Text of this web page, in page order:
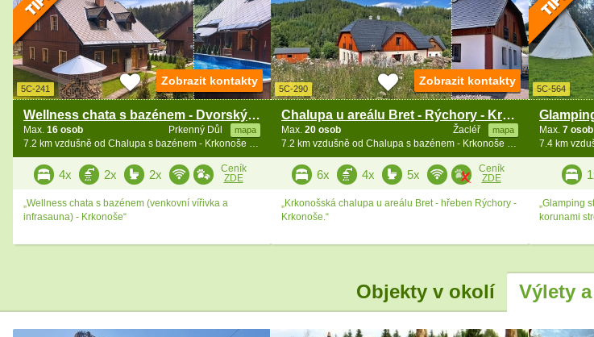
5C-241
Wellness chata s bazénem - Dvorský les - Krkonoše
Prkenný Důl mapa
Max. 16 osob
7.2 km vzdušně od Chalupa s bazénem - Krkonoše a Broumovsko
Zobrazit kontakty
4x 2x 2x
Ceník
ZDE
„Wellness chata s bazénem (venkovní vířivka a
infrasauna) - Krkonoše“
5C-290
Chalupa u areálu Bret - Rýchory - Krkonoše
Žacléř mapa
Max. 20 osob
7.2 km vzdušně od Chalupa s bazénem - Krkonoše a Broumovsko
Zobrazit kontakty
6x 4x 5x
Ceník
ZDE
„Krkonošská chalupa u areálu Bret - hřeben Rýchory -
Krkonoše.“
5C-564
Max. 7 osob
„Glamping
korunami
Objekty v okolí Výlety